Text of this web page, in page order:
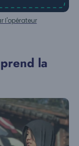
l'opérateur
la